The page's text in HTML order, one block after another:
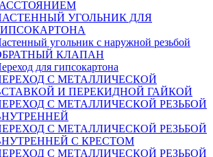
УГОЛЬНИК ДЛЯ
угольник с наружной резьбой
КЛАПАН
для гипсокартона
С МЕТАЛЛИЧЕСКОЙ
И ПЕРЕКИДНОЙ ГАЙКОЙ
С МЕТАЛЛИЧЕСКОЙ РЕЗЬБОЙ
С МЕТАЛЛИЧЕСКОЙ РЕЗЬБОЙ
С КРЕСТОМ
С МЕТАЛЛИЧЕСКОЙ РЕЗЬБОЙ